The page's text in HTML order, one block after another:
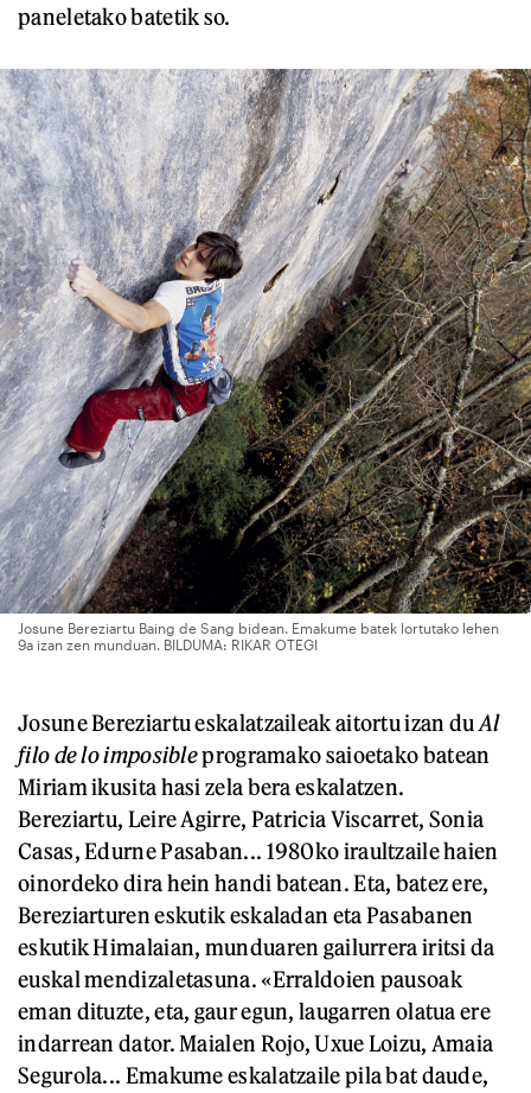
paneletako batetik so.
Josune Bereziartu Baing de Sang bidean. Emakume batek lortutako lehen
9a izan zen munduan. BILDUMA: RIKAR OTEGI
Josune Bereziartu eskalatzaileak aitortu izan duAl
filo de lo imposibleprogramako saioetako batean
Miriam ikusita hasi zela bera eskalatzen.
Bereziartu, Leire Agirre, Patricia Viscarret, Sonia
Casas, Edurne Pasaban... 1980ko iraultzaile haien
oinordeko dira hein handi batean. Eta, batez ere,
Bereziarturen eskutik eskaladan eta Pasabanen
eskutik Himalaian, munduaren gailurrera iritsi da
euskal mendizaletasuna. «Erraldoien pausoak
eman dituzte, eta, gaur egun, laugarren olatua ere
indarrean dator. Maialen Rojo, Uxue Loizu, Amaia
Segurola... Emakume eskalatzaile pila bat daude,